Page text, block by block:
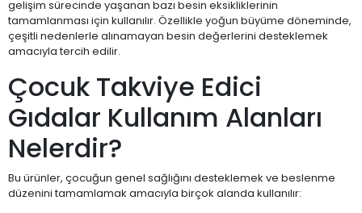
gelişim sürecinde yaşanan bazı besin eksikliklerinin
tamamlanması için kullanılır. Özellikle yoğun büyüme döneminde,
çeşitli nedenlerle alınamayan besin değerlerini desteklemek
amacıyla tercih edilir.
Çocuk Takviye Edici
Gıdalar Kullanım Alanları
Nelerdir?
Bu ürünler, çocuğun genel sağlığını desteklemek ve beslenme
düzenini tamamlamak amacıyla birçok alanda kullanılır: